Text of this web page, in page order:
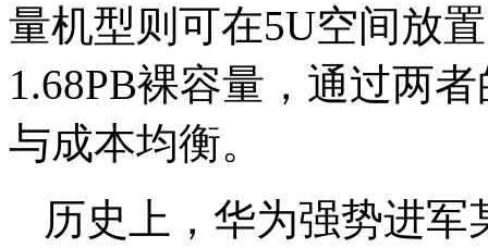
量机型则可在5U空间放
1.68PB裸容量，通过两
与成本均衡。
历史上，华为强势进